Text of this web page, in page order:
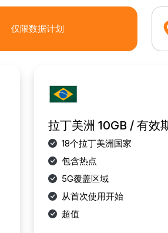
仅限数据计划
拉丁美洲 10GB / 有效
18个拉丁美洲国家
包含热点
5G覆盖区域
从首次使用开始
超值